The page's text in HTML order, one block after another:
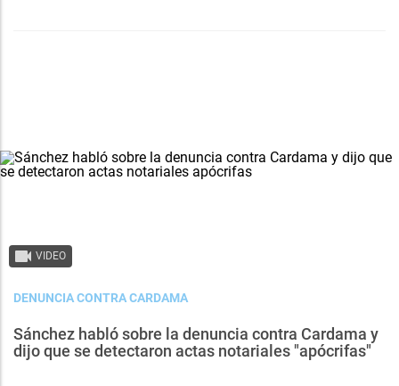
VIDEO
DENUNCIA CONTRA CARDAMA
Sánchez habló sobre la denuncia contra Cardama y
dijo que se detectaron actas notariales "apócrifas"